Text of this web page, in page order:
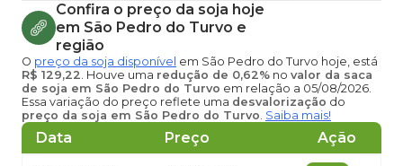
Confira o preço da soja hoje
em São Pedro do Turvo e
região
O preço da soja disponível em São Pedro do Turvo hoje, está
R$ 129,22. Houve uma redução de 0,62% no valor da saca
de soja em São Pedro do Turvo em relação a 05/08/2026.
Essa variação do preço reflete uma desvalorização do
preço da soja em São Pedro do Turvo. Saiba mais!
Data Preço Ação